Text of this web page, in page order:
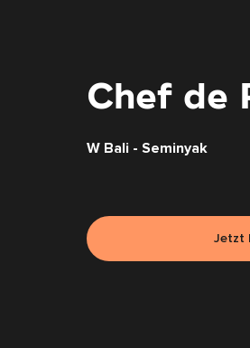
Chef de
W Bali - Seminyak
Jetzt